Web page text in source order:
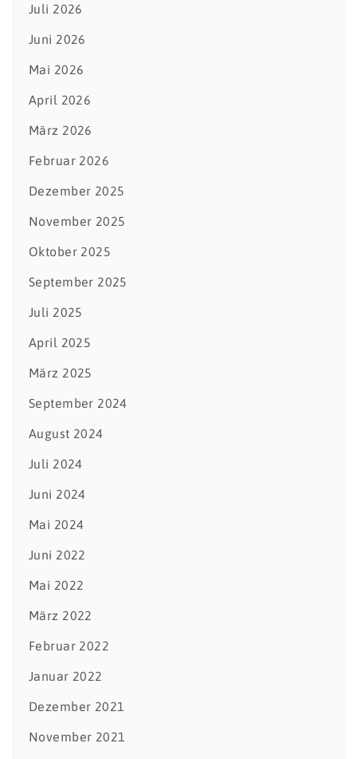
Juli 2026
Juni 2026
Mai 2026
April 2026
März 2026
Februar 2026
Dezember 2025
November 2025
Oktober 2025
September 2025
Juli 2025
April 2025
März 2025
September 2024
August 2024
Juli 2024
Juni 2024
Mai 2024
Juni 2022
Mai 2022
März 2022
Februar 2022
Januar 2022
Dezember 2021
November 2021